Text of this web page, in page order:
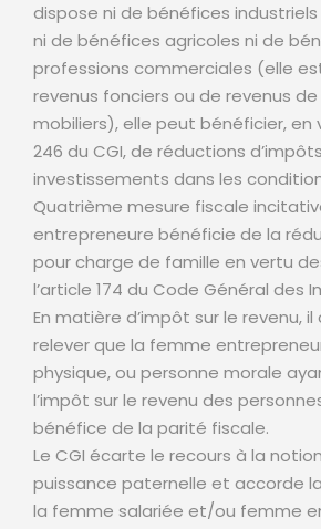
dispose ni de bénéfices
ni de bénéfices agricoles ni de
professions commerciales (elle
revenus fonciers ou de revenus
mobiliers), elle peut bénéficier, en
246 du CGI, de réductions
investissements dans les
Quatrième mesure fiscale
entrepreneure bénéficie de la
pour charge de famille en vertu
l’article 174 du Code Général des
En matière d’impôt sur le revenu,
relever que la femme
physique, ou personne morale
l’impôt sur le revenu des
bénéfice de la parité fiscale.
Le CGI écarte le recours à la
puissance paternelle et accorde
la femme salariée et/ou femme